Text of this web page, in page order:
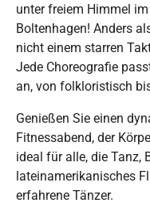
unter freiem Himmel
Boltenhagen! Anders
nicht einem starren
Jede Choreografie
an, von folkloristisch
Genießen Sie einen
Fitnessabend, der
ideal für alle, die Tanz,
lateinamerikanisches
erfahrene Tänzer.